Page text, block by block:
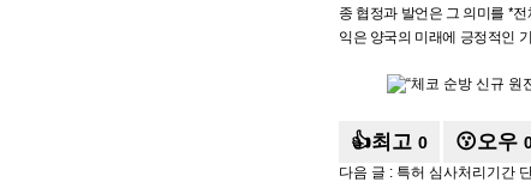
종 협정과 발언은 그 의미를 *
익은 양국의 미래에 긍정적인
👍최고 0 😗오우
다음 글 : 특허 심사처리기간